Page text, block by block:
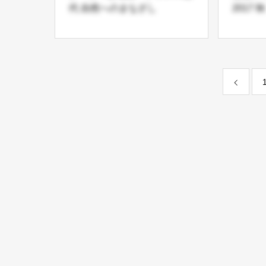
代 自然へのまなざし
2017 秋
1